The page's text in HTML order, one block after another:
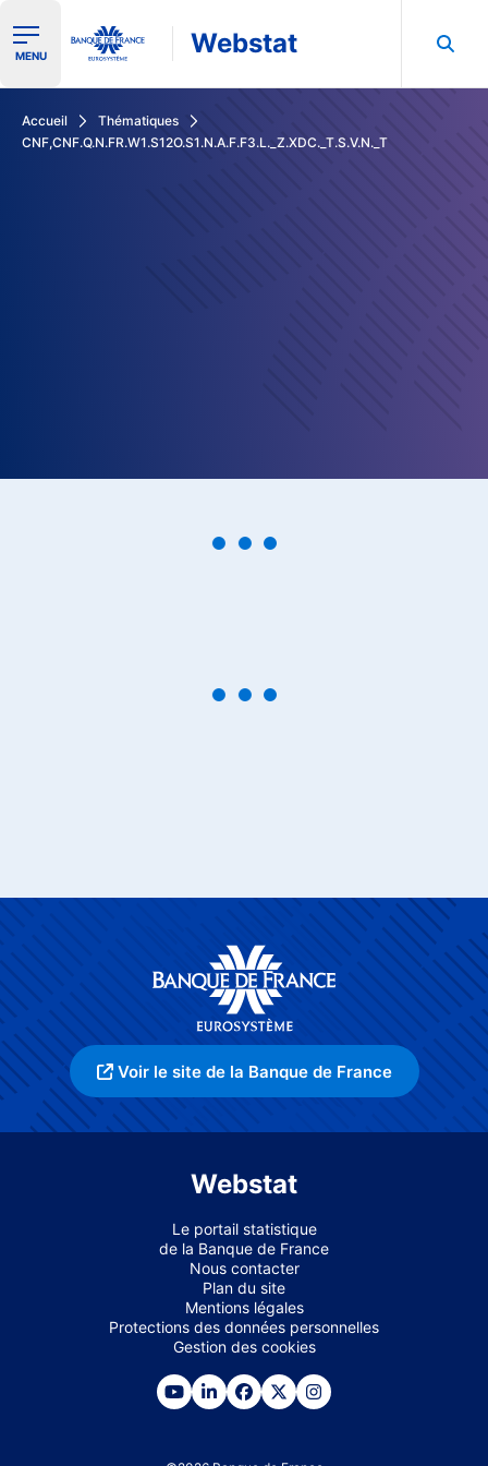
Ouvrir le menu de navigation
MENU Webstat
Accueil
Thématiques
CNF,CNF.Q.N.FR.W1.S12O.S1.N.A.F.F3.L._Z.XDC._T.S.V.N._T
Voir le site de la Banque de France
Webstat
Le portail statistique
de la Banque de France
Nous contacter
Plan du site
Mentions légales
Protections des données personnelles
Gestion des cookies